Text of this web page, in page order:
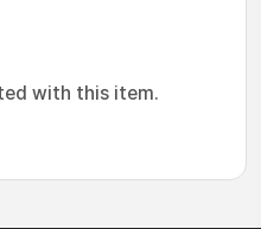
with this item.